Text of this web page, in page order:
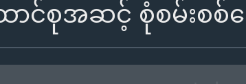
ာင်စုအဆင့် စုံစမ်းစစ်